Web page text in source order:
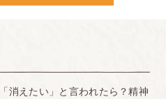
消えたい」と言われたら？精神